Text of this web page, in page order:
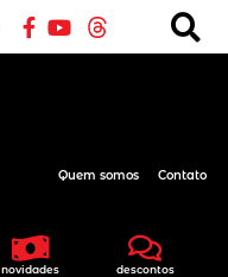
novidades descontos
Quem somos Contato